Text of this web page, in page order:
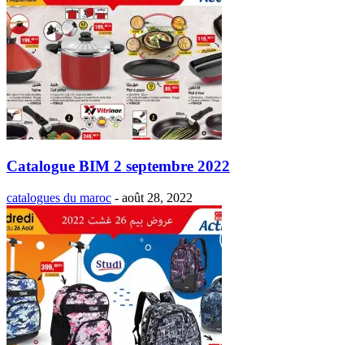
Catalogue BIM 2 septembre 2022
catalogues du maroc - août 28, 2022